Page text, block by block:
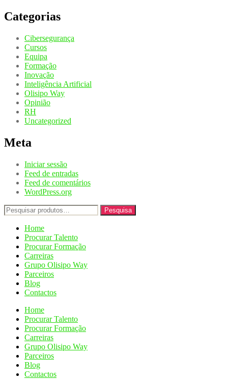
Categorias
Cibersegurança
Cursos
Equipa
Formação
Inovação
Inteligência Artificial
Olisipo Way
Opinião
RH
Uncategorized
Meta
Iniciar sessão
Feed de entradas
Feed de comentários
WordPress.org
Pesquisar
por:
Pesquisa
Home
Procurar Talento
Procurar Formação
Carreiras
Grupo Olisipo Way
Parceiros
Blog
Contactos
Home
Procurar Talento
Procurar Formação
Carreiras
Grupo Olisipo Way
Parceiros
Blog
Contactos